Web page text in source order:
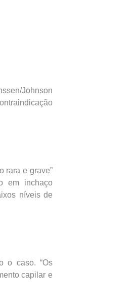
Johnson
rara e grave”
em inchaço
níveis de
o caso. “Os
capilar e